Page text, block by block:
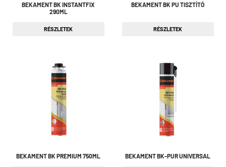
BEKAMENT BK INSTANTFIX
290ML
RÉSZLETEK
BEKAMENT BK PU TISZTÍTÓ
RÉSZLETEK
BEKAMENT BK PREMIUM 750ML BEKAMENT BK-PUR UNIVERSAL